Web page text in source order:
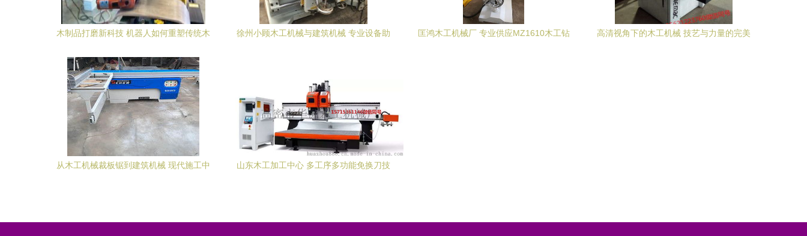
木制品打磨新科技 机器人如何重塑传统木
徐州小顾木工机械与建筑机械 专业设备助
匡鸿木工机械厂 专业供应MZ1610木工钻
高清视角下的木工机械 技艺与力量的完美
从木工机械裁板锯到建筑机械 现代施工中
山东木工加工中心 多工序多功能免换刀技